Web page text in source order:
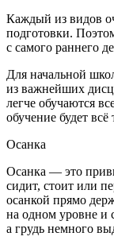
Каждый из видов
подготовки.
с самого раннего
Для начальной
из важнейших
легче обучаются
обучение будет всё
Осанка
Осанка — это
сидит, стоит или
осанкой прямо
на одном уровне и
а грудь немного